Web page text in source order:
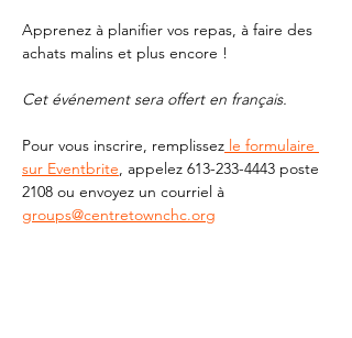
Apprenez à planifier vos repas, à faire des
achats malins et plus encore !
Cet événement sera offert en français.
Pour vous inscrire, remplissez le formulaire
sur Eventbrite, appelez 613-233-4443 poste
2108 ou envoyez un courriel à
groups@centretownchc.org